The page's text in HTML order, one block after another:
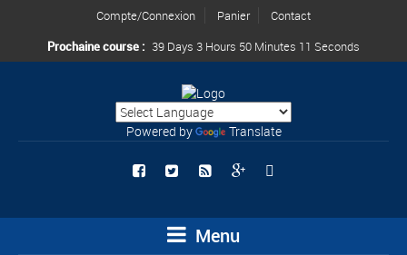
Compte/Connexion Panier
Contact
Prochaine course : 39 Days 3 Hours 50 Minutes 11 Seconds
Powered by Translate
Menu